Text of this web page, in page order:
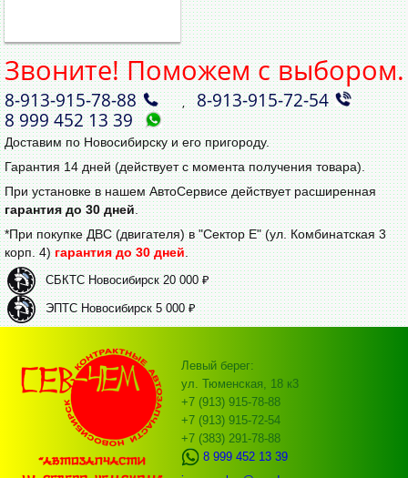
Звоните! Поможем с выбором.
8‑913‑915‑78‑88 ,8‑913‑915‑72‑54
8 999 452 13 39
Доставим по Новосибирску и его пригороду.
Гарантия 14 дней (действует с момента получения товара).
При установке в нашем АвтоСервисе действует расширенная
гарантия до 30 дней.
*При покупке ДВС (двигателя) в "Сектор Е" (ул. Комбинатская 3
корп. 4)гарантия до 30 дней.
СБКТС Новосибирск 20 000 ₽
ЭПТС Новосибирск 5 000 ₽
Левый берег:
ул. Тюменская, 18 к3
+7 (913) 915-78-88
+7 (913) 915-72-54
+7 (383) 291-78-88
8 999 452 13 39